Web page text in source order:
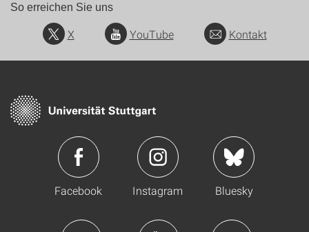
So erreichen Sie uns
X YouTube Kontakt
Facebook Instagram Bluesky